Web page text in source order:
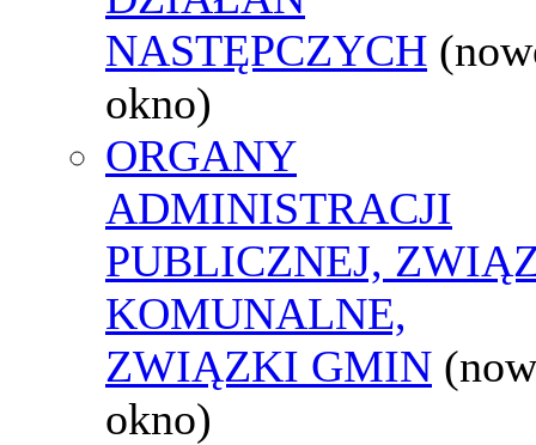
NASTĘPCZYCH
okno)
ORGANY
ADMINISTRACJI
PUBLICZNEJ,
KOMUNALNE,
ZWIĄZKI GMIN
okno)